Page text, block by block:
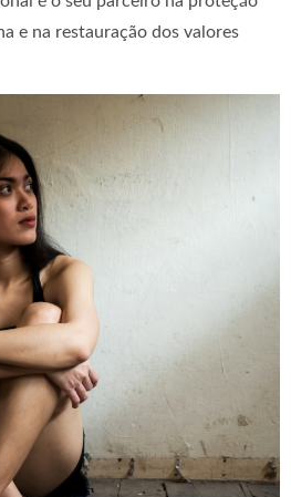
e na restauração dos valores